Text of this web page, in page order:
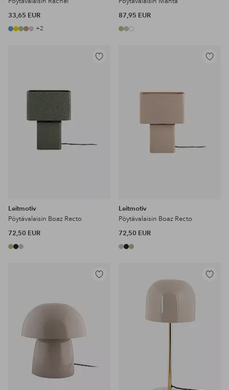
33,65 EUR
+2
87,95 EUR
Lisää
Leitmotiv
Pöytävalaisin Boaz Recto
72,50 EUR
Lisää
Leitmotiv
Pöytävalaisin Boaz Recto
72,50 EUR
Lisää
Lisää